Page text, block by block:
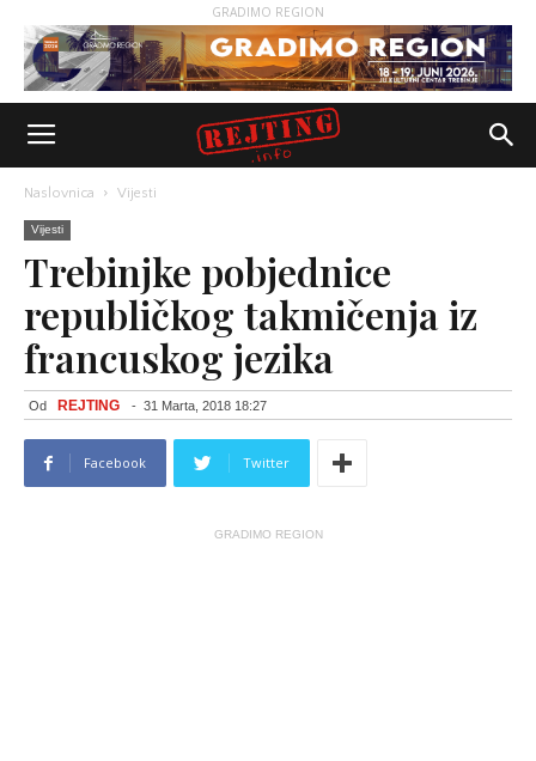
GRADIMO REGION
Naslovnica Vijesti
Vijesti
Trebinjke pobjednice
republičkog takmičenja iz
francuskog jezika
Od REJTING - 31 Marta, 2018 18:27
Facebook Twitter
GRADIMO REGION